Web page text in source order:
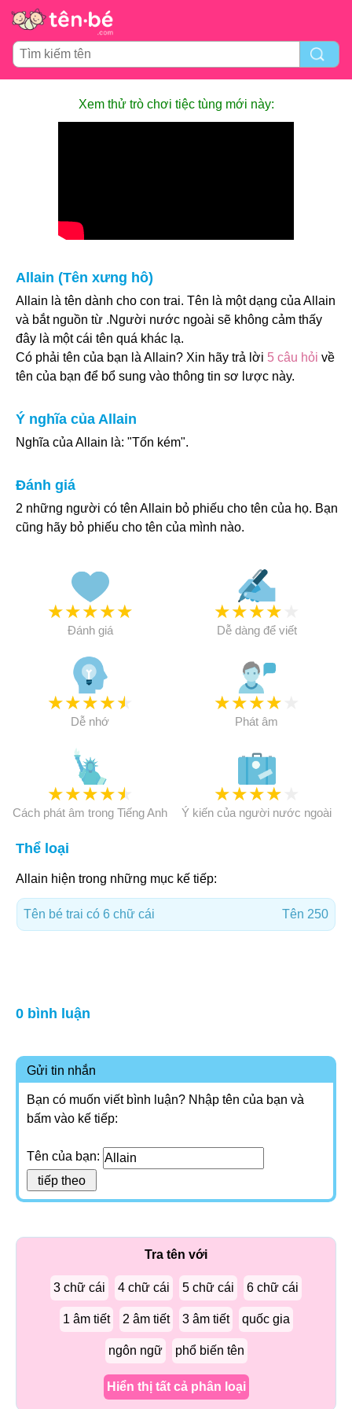
Xem thử trò chơi tiệc tùng mới này:
Allain (Tên xưng hô)
Allain là tên dành cho con trai. Tên là một dạng của Allain
và bắt nguồn từ .Người nước ngoài sẽ không cảm thấy
đây là một cái tên quá khác lạ.
Có phải tên của bạn là Allain? Xin hãy trả lời 5 câu hỏi về
tên của bạn để bổ sung vào thông tin sơ lược này.
Ý nghĩa của Allain
Nghĩa của Allain là: "Tốn kém".
Đánh giá
2 những người có tên Allain bỏ phiếu cho tên của họ. Bạn
cũng hãy bỏ phiếu cho tên của mình nào.
★★★★★
Đánh giá
★★★★
Dễ dàng để viết
★★★★★
Dễ nhớ
★★★★
Phát âm
★★★★★
Cách phát âm trong Tiếng Anh
★★★★
Ý kiến của người nước ngoài
Thể loại
Allain hiện trong những mục kế tiếp:
Tên bé trai có 6 chữ cái Tên 250
0 bình luận
Gửi tin nhắn
Bạn có muốn viết bình luận? Nhập tên của bạn và
bấm vào kế tiếp:
Tên của bạn:
Tra tên với
3 chữ cái 4 chữ cái 5 chữ cái 6 chữ cái
1 âm tiết 2 âm tiết 3 âm tiết quốc gia
ngôn ngữ phổ biến tên
Hiển thị tất cả phân loại